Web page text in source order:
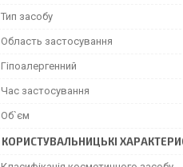
Тип засобу
Область застосування
Гіпоалергенний
Час застосування
Об`єм
КОРИСТУВАЛЬНИЦЬКІ